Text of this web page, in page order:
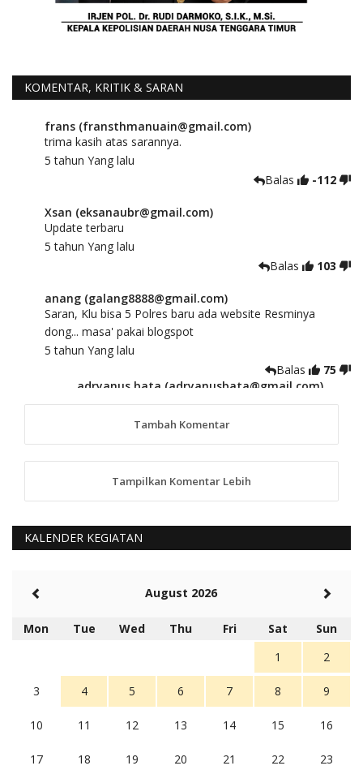
KOMENTAR, KRITIK & SARAN
frans (fransthmanuain@gmail.com)
trima kasih atas sarannya.
5 tahun Yang lalu
Balas
-112
Xsan (eksanaubr@gmail.com)
Update terbaru
5 tahun Yang lalu
Balas
103
anang (galang8888@gmail.com)
Saran, Klu bisa 5 Polres baru ada website Resminya
dong... masa' pakai blogspot
5 tahun Yang lalu
Balas
75
adryanus bata (adryanusbata@gmail.com)
TKS atas saran dan masukannya, akan kami
tindaklanjuti
anggy (anakkaos@gmail.com)
Kami perantu bisa baca langsung terkait Pilkada Sumba
5 tahun Yang lalu
Rambu (rambu03@gmail.com)
Berita Polres Sumba Barat Mantap
5 tahun Yang lalu
Balas
16
Tambah Komentar
Tampilkan Komentar Lebih
KALENDER KEGIATAN
August 2026
Mon Tue Wed Thu Fri Sat
Sun
1
2
3 4 5 6 7 8 9
10 11 12 13 14 15 16
17 18 19 20 21 22 23